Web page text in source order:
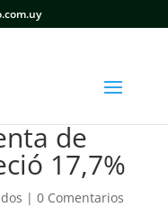
de
17,7%
| 0 Comentarios